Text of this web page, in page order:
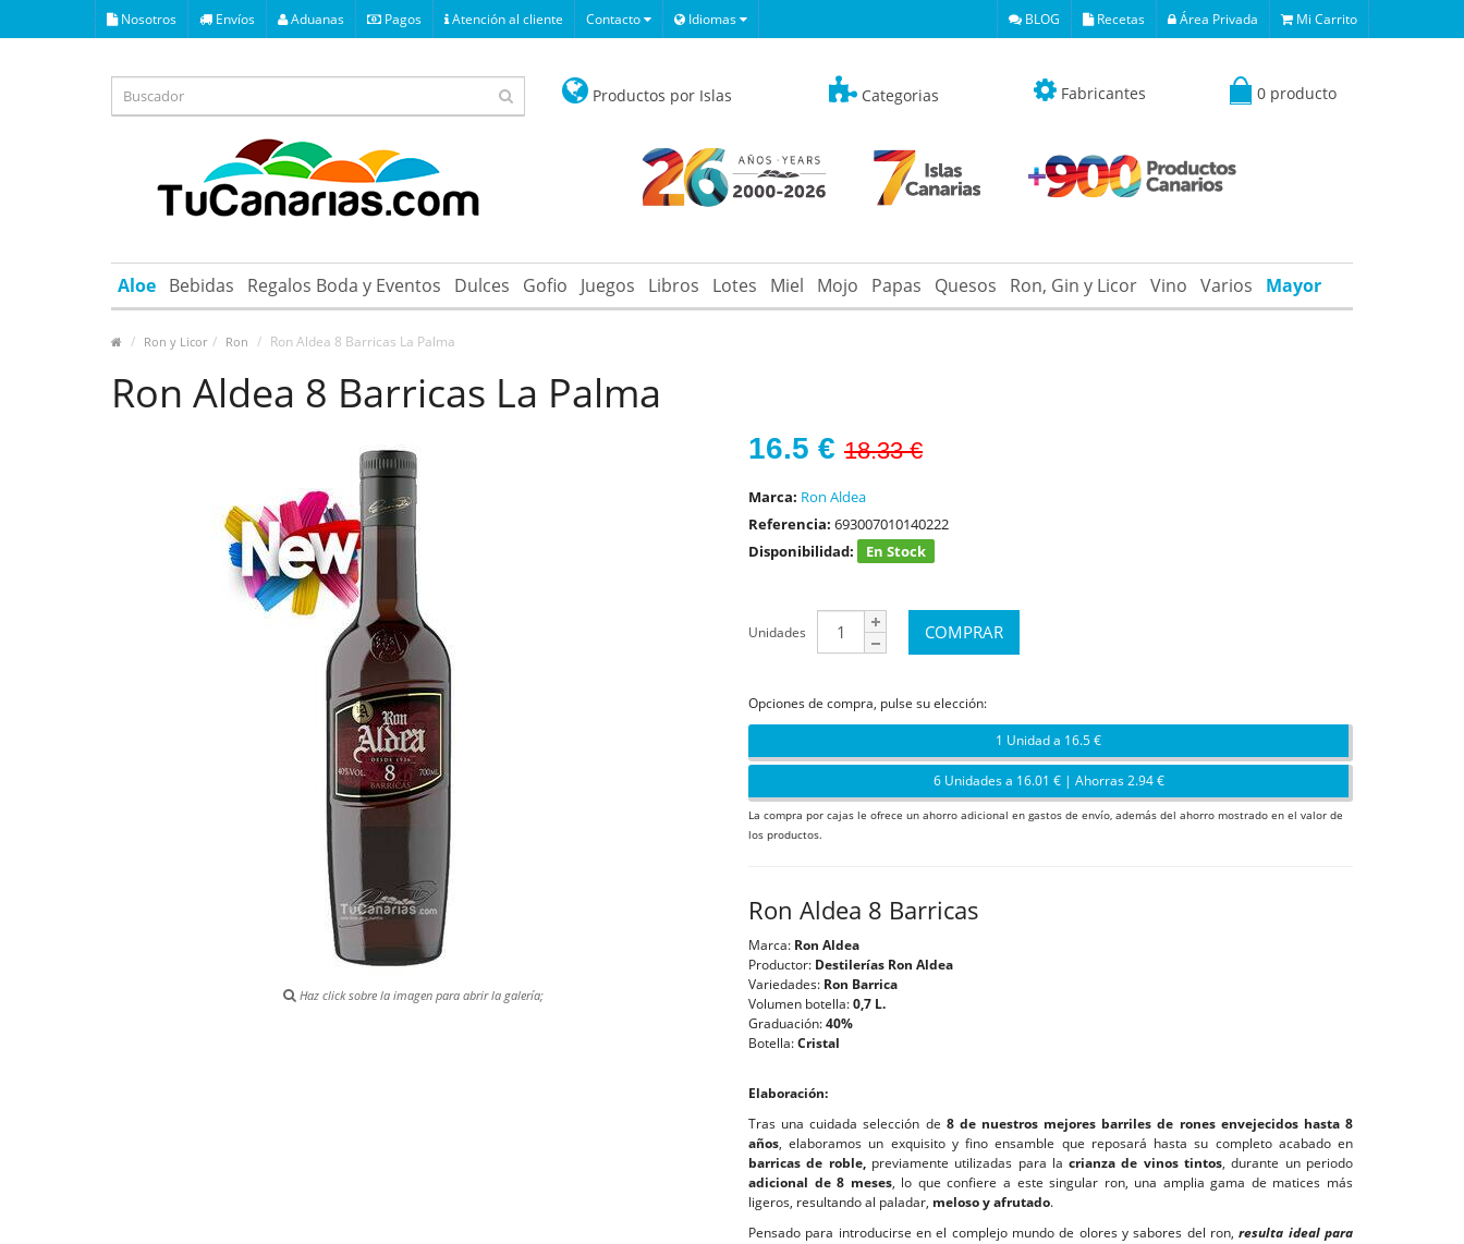
Nosotros Envíos Aduanas Pagos Atención al cliente Contacto Idiomas BLOG Recetas Área Privada Mi Carrito
Productos por Islas Categorias Fabricantes 0 producto
Aloe Bebidas Regalos Boda y Eventos Dulces Gofio Juegos Libros Lotes Miel Mojo Papas Quesos Ron, Gin y Licor Vino Varios Mayor
Ron y Licor Ron Ron Aldea 8 Barricas La Palma
Ron Aldea 8 Barricas La Palma
Haz click sobre la imagen para abrir la galería;
16.5 € 18.33 €
Marca: Ron Aldea
Referencia: 693007010140222
Disponibilidad:
En Stock
Unidades
Opciones de compra, pulse su elección:
1 Unidad a 16.5 €
6 Unidades a 16.01 € | Ahorras 2.94 €
La compra por cajas le ofrece un ahorro adicional en gastos de envío, además del ahorro mostrado en el valor de
los productos.
Ron Aldea 8 Barricas
Marca: Ron Aldea
Productor: Destilerías Ron Aldea
Variedades: Ron Barrica
Volumen botella:0,7 L.
Graduación:40%
Botella:Cristal
Elaboración:
Tras una cuidada selección de 8 de nuestros mejores barriles de rones envejecidos hasta 8
años, elaboramos un exquisito y fino ensamble que reposará hasta su completo acabado en
barricas de roble,previamente utilizadas para lacrianza de vinos tintos, durante un periodo
adicional de 8 meses, lo que confiere a este singular ron, una amplia gama de matices más
ligeros, resultando al paladar, meloso y afrutado.
Pensado para introducirse en el complejo mundo de olores y sabores del ron,resulta ideal para